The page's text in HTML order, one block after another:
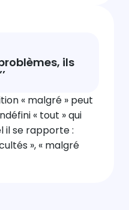
ils
« malgré » peut
« tout » qui
il se rapporte :
», « malgré